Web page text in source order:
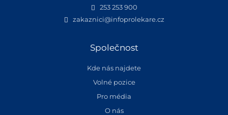
253 253 900
zakaznici@infoprolekare.cz
Společnost
Kde nás najdete
Volné pozice
Pro média
O nás